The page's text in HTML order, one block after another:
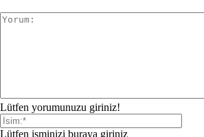
Lütfen yorumunuzu giriniz!
Lütfen isminizi buraya giriniz